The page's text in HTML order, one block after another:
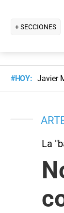
+ SECCIONES
#HOY: Javier
La